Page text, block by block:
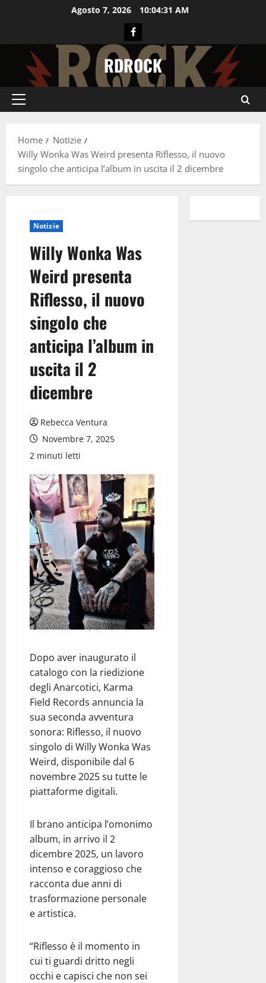
Agosto 7, 2026 10:04:32 AM
Facebook
RDROCK
Menu
Home
Notizie
Willy Wonka Was Weird presenta Riflesso, il nuovo
singolo che anticipa l’album in uscita il 2 dicembre
Notizie
Willy Wonka Was
Weird presenta
Riflesso, il nuovo
singolo che
anticipa l’album in
uscita il 2
dicembre
Rebecca Ventura
Novembre 7, 2025
2 minuti letti
Dopo aver inaugurato il
catalogo con la riedizione
degli Anarcotici, Karma
Field Records annuncia la
sua seconda avventura
sonora: Riflesso, il nuovo
singolo di Willy Wonka Was
Weird, disponibile dal 6
novembre 2025 su tutte le
piattaforme digitali.
Il brano anticipa l’omonimo
album, in arrivo il 2
dicembre 2025, un lavoro
intenso e coraggioso che
racconta due anni di
trasformazione personale
e artistica.
“Riflesso è il momento in
cui ti guardi dritto negli
occhi e capisci che non sei